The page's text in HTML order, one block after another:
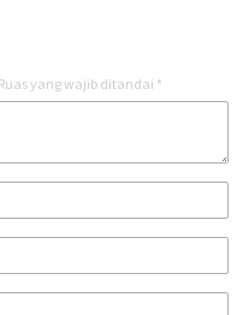
Ruas yang wajib ditandai *